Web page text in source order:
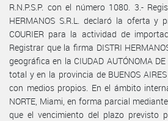
R.N.P.S.P. con el número 1080. 3.-
HERMANOS S.R.L. declaró la oferta y
COURIER para la actividad de
Registrar que la firma DISTRI
geográfica en la CIUDAD AUTÓNOMA
total y en la provincia de BUENOS
con medios propios. En el ámbito
NORTE, Miami, en forma parcial
que el vencimiento del plazo previsto